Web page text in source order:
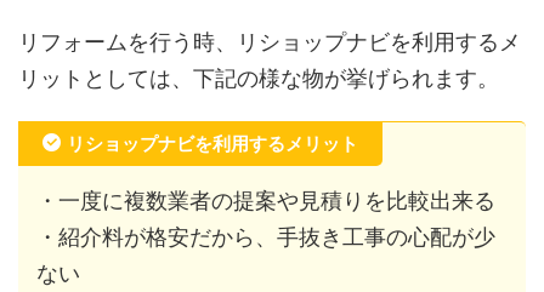
リフォームを行う時、リショップナビを利用するメ
リットとしては、下記の様な物が挙げられます。
リショップナビを利用するメリット
・一度に複数業者の提案や見積りを比較出来る
・紹介料が格安だから、手抜き工事の心配が少
ない